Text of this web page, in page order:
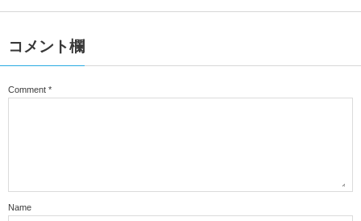
コメント欄
Comment *
Name